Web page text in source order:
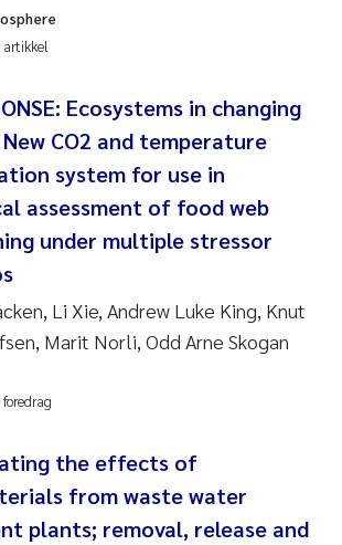
Ecosystems in changing
CO2 and temperature
system for use in
assessment of food web
under multiple stressor
Li Xie, Andrew Luke King, Knut
Marit Norli, Odd Arne Skogan
the effects of
from waste water
plants; removal, release and